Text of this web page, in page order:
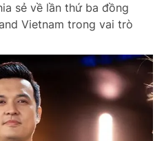
Tin 24h
Tin 360
sẻ về lần thứ ba đồng
Vietnam trong vai trò